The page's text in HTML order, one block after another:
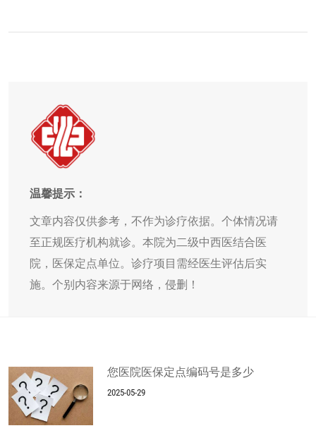
温馨提示：
文章内容仅供参考，不作为诊疗依据。个体情况请
至正规医疗机构就诊。本院为二级中西医结合医
院，医保定点单位。诊疗项目需经医生评估后实
施。个别内容来源于网络，侵删！
您医院医保定点编码号是多少
2025-05-29